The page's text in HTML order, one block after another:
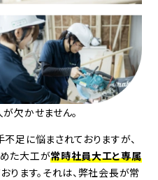
欠かせません。
足に悩まされておりますが、
た大工が常時社員大工と専属
おります。それは、弊社会長が常